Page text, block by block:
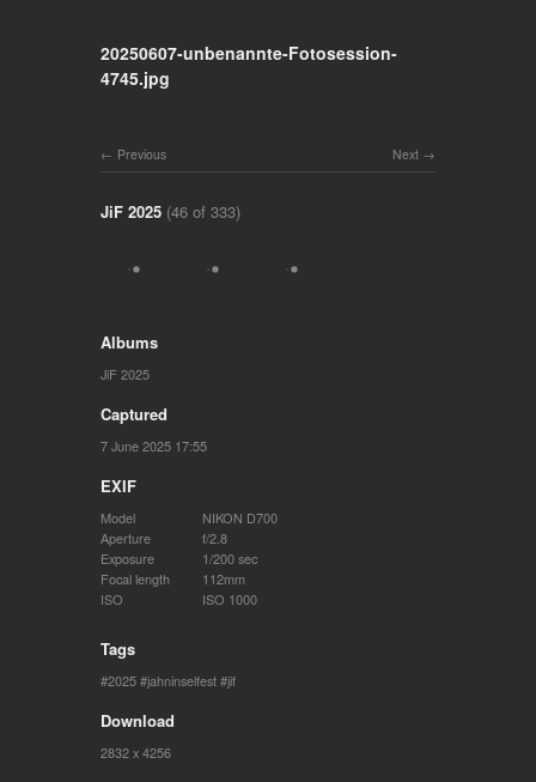
20250607-unbenannte-Fotosession-
4745.jpg
Next
Previous
JiF 2025 (46 of 333)
Albums
JiF 2025
Captured
7 June 2025 17:55
EXIF
Model
NIKON D700
Aperture
f/2.8
Exposure
1/200 sec
Focal length
112mm
ISO
ISO 1000
Tags
2025 jahninselfest jif
Download
2832 x 4256